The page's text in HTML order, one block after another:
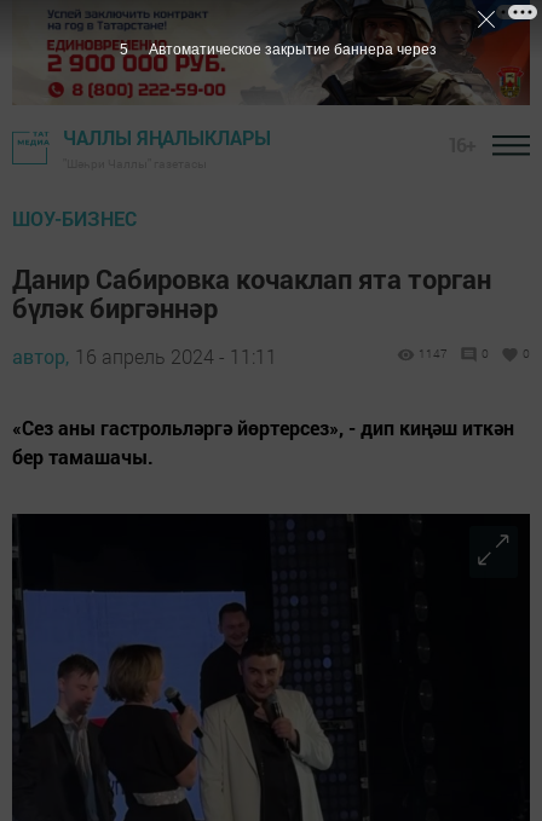
ЧАЛЛЫ ЯҢАЛЫКЛАРЫ
ШОУ-БИЗНЕС
Данир Сабировка кочаклап ята торган
бүләк биргәннәр
автор, 16 апрель 2024 - 11:11 1147 0 0
«Сез аны гастрольләргә йөртерсез», - дип киңәш иткән
бер тамашачы.
3 Автоматическое закрытие баннера через